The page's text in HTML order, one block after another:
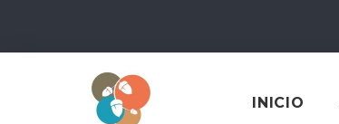
content
INICIO